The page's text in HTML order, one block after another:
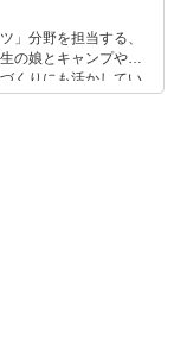
」分野を担当する、
の娘とキャンプやサ
くりにも活かしてい
すく届けることをモ